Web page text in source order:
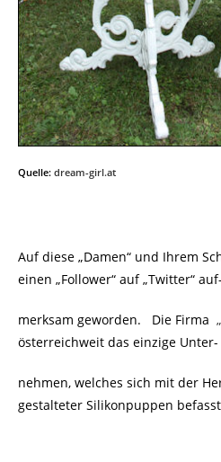
Quelle: dream-girl.at
Auf diese „Damen“ und Ihrem
einen „Follower“ auf „Twitter“ auf-
merksam geworden. Die Firma „
österreichweit das einzige Unter-
nehmen, welches sich mit der
gestalteter Silikonpuppen